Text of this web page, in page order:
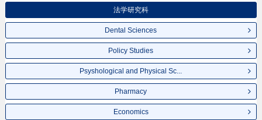
法学研究科
Dental Sciences
Policy Studies
Psyshological and Physical Sc...
Pharmacy
Economics